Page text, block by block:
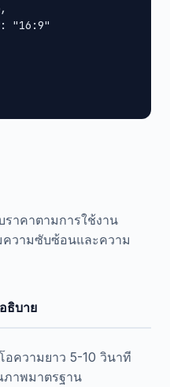
"16:9"
าคาตามการใช้งาน
ความซับซ้อนและความ
ธิบาย
อความยาว 5-10 วินาที
าพมาตรฐาน